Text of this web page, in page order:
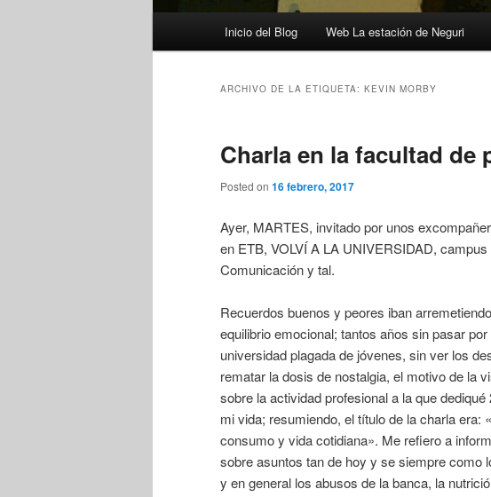
Inicio del Blog Web La estación de Neguri
ARCHIVO DE LA ETIQUETA: KEVIN MORBY
Charla en la facultad de
Posted on 16 febrero, 2017
Ayer, MARTES, invitado por unos
en ETB, VOLVÍ A LA UNIVERSIDAD,
Comunicación y tal.
Recuerdos buenos y peores iban
equilibrio emocional; tantos años sin pasar
universidad plagada de jóvenes, sin ver los
rematar la dosis de nostalgia, el motivo de la
sobre la actividad profesional a la que
mi vida; resumiendo, el título de la charla era:
consumo y vida cotidiana». Me refiero a
sobre asuntos tan de hoy y se siempre como
y en general los abusos de la banca, la